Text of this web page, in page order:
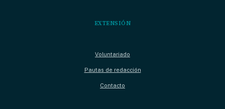
EXTENSIÓN
Voluntariado
Pautas de redacción
Contacto